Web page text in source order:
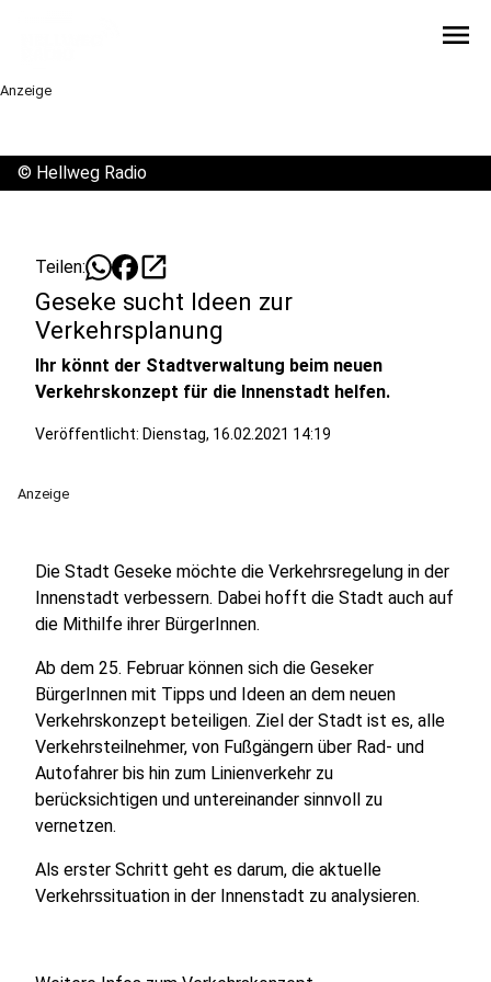
menu
Anzeige
© Hellweg Radio
Teilen: open_in_new
Geseke sucht Ideen zur
Verkehrsplanung
Ihr könnt der Stadtverwaltung beim neuen
Verkehrskonzept für die Innenstadt helfen.
Veröffentlicht: Dienstag, 16.02.2021 14:19
Anzeige
Die Stadt Geseke möchte die Verkehrsregelung in der
Innenstadt verbessern. Dabei hofft die Stadt auch auf
die Mithilfe ihrer BürgerInnen.
Ab dem 25. Februar können sich die Geseker
BürgerInnen mit Tipps und Ideen an dem neuen
Verkehrskonzept beteiligen. Ziel der Stadt ist es, alle
Verkehrsteilnehmer, von Fußgängern über Rad- und
Autofahrer bis hin zum Linienverkehr zu
berücksichtigen und untereinander sinnvoll zu
vernetzen.
Als erster Schritt geht es darum, die aktuelle
Verkehrssituation in der Innenstadt zu analysieren.